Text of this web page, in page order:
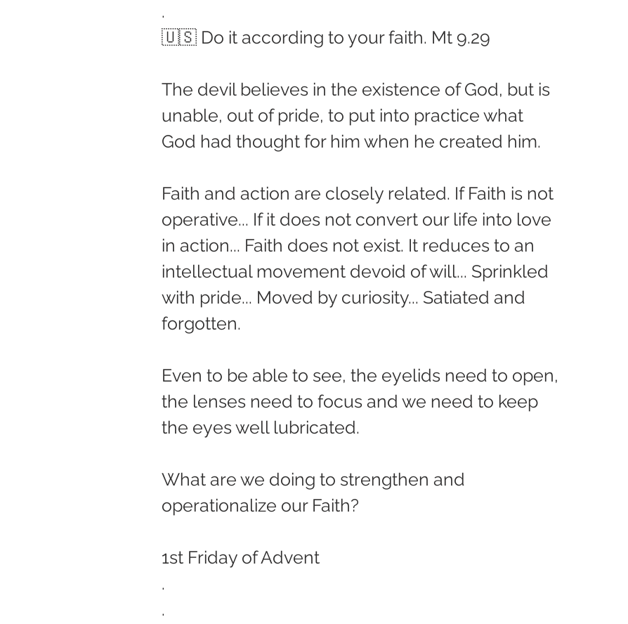
.
🇺🇸 Do it according to your faith. Mt 9.29
The devil believes in the existence of God, but is
unable, out of pride, to put into practice what
God had thought for him when he created him.
Faith and action are closely related. If Faith is not
operative... If it does not convert our life into love
in action... Faith does not exist. It reduces to an
intellectual movement devoid of will... Sprinkled
with pride... Moved by curiosity... Satiated and
forgotten.
Even to be able to see, the eyelids need to open,
the lenses need to focus and we need to keep
the eyes well lubricated.
What are we doing to strengthen and
operationalize our Faith?
1st Friday of Advent
.
.